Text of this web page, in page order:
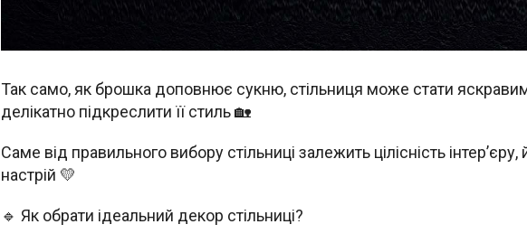
Так само, як брошка доповнює сукню, стільниця може стати
делікатно підкреслити її стиль 🏡
Саме від правильного вибору стільниці залежить цілісність інтер’єру,
настрій 💛
🔹 Як обрати ідеальний декор стільниці?